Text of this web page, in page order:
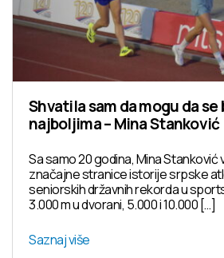
Shvatila sam da mogu da se
najboljima – Mina Stanković
Sa samo 20 godina, Mina Stanković
značajne stranice istorije srpske
seniorskih državnih rekorda u
3.000 m u dvorani, 5.000 i 10.000 […]
Saznaj više